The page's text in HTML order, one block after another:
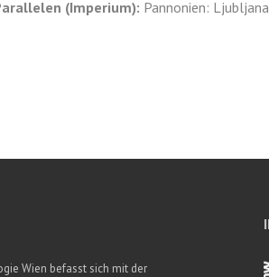
(Imperium): Pannonien:
Wien befasst sich mit der